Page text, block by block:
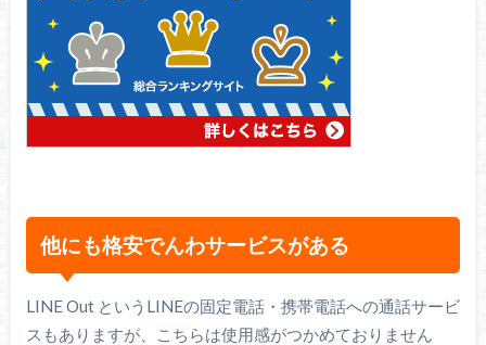
他にも格安でんわサービスがある
LINE Out というLINEの固定電話・携帯電話への通話サービ
スもありますが、こちらは使用感がつかめておりません